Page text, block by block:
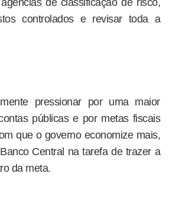
de classificação de risco,
controlados e revisar toda a
pressionar por uma maior
públicas e por metas fiscais
que o governo economize mais,
Central na tarefa de trazer a
da meta.